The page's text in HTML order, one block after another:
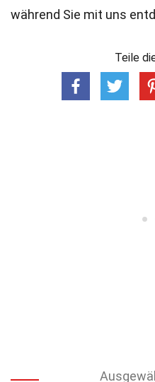
während Sie mit uns
Teile